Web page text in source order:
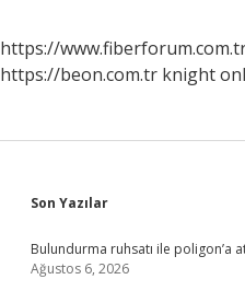
Yemeli
https://
https://beon.com.tr knight
Sidebar
Son Yazılar
Bulundurma ruhsatı ile poligon’a
Ağustos 6, 2026